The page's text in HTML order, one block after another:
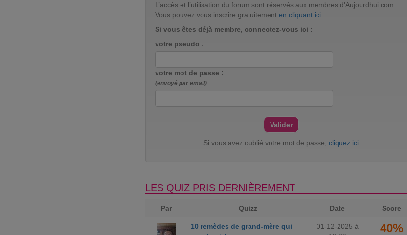
L’accès et l’utilisation du forum sont réservés aux membres d'Aujourdhui.com.
Vous pouvez vous inscrire gratuitement en cliquant ici
Si vous êtes déjà membre, connectez-vous ici :
votre pseudo :
votre mot de passe :
(envoyé par email)
Si vous avez oublié votre mot de passe, cliquez ici
LES QUIZ PRIS DERNIÈREMENT
Par Quizz Date Score
10 remèdes de grand-mère qui
01-12-2025 à
40%